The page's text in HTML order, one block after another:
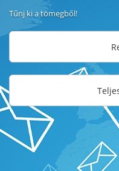
Tűnj ki a tömegből!